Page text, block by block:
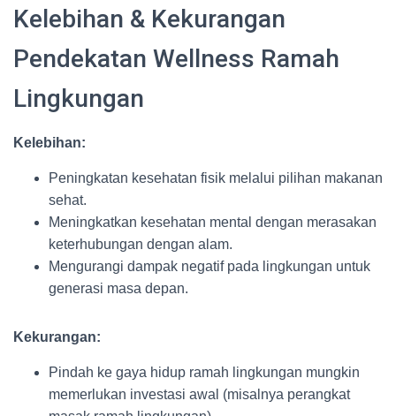
Kelebihan & Kekurangan
Pendekatan Wellness Ramah
Lingkungan
Kelebihan:
Peningkatan kesehatan fisik melalui pilihan makanan
sehat.
Meningkatkan kesehatan mental dengan merasakan
keterhubungan dengan alam.
Mengurangi dampak negatif pada lingkungan untuk
generasi masa depan.
Kekurangan:
Pindah ke gaya hidup ramah lingkungan mungkin
memerlukan investasi awal (misalnya perangkat